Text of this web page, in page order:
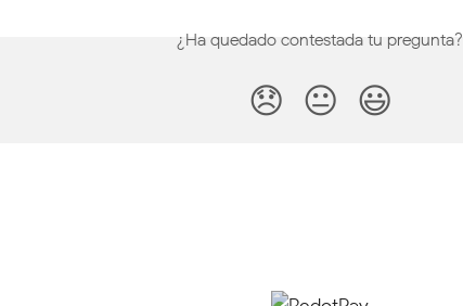
¿Ha quedado contestada tu pregunta?
😞 😐 😃